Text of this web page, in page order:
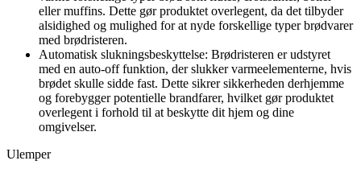
eller muffins. Dette gør produktet overlegent, da det tilbyder
alsidighed og mulighed for at nyde forskellige typer brødvarer
med brødristeren.
Automatisk slukningsbeskyttelse: Brødristeren er udstyret
med en auto-off funktion, der slukker varmeelementerne, hvis
brødet skulle sidde fast. Dette sikrer sikkerheden derhjemme
og forebygger potentielle brandfarer, hvilket gør produktet
overlegent i forhold til at beskytte dit hjem og dine
omgivelser.
Ulemper